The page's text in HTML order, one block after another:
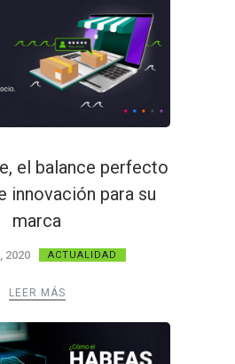
el balance perfecto
innovación para su
marca
2020 ACTUALIDAD
LEER MÁS